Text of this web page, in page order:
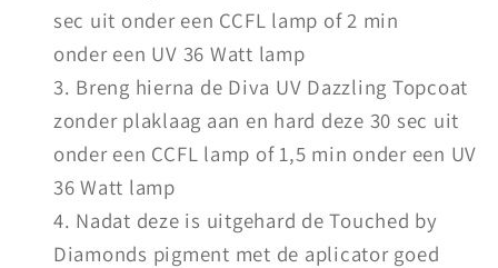
sec uit onder een CCFL lamp of 2 min
onder een UV 36 Watt lamp
Breng hierna de Diva UV Dazzling Topcoat
zonder plaklaag aan en hard deze 30 sec uit
onder een CCFL lamp of 1,5 min onder een UV
36 Watt lamp
Nadat deze is uitgehard de Touched by
Diamonds pigment met de aplicator goed